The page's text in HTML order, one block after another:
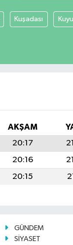
Kuşadası
AKŞAM
20:17
20:16
20:15
GÜNDEM
SİYASET